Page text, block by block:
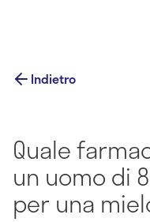
Indietro
Quale
un uomo di
per una